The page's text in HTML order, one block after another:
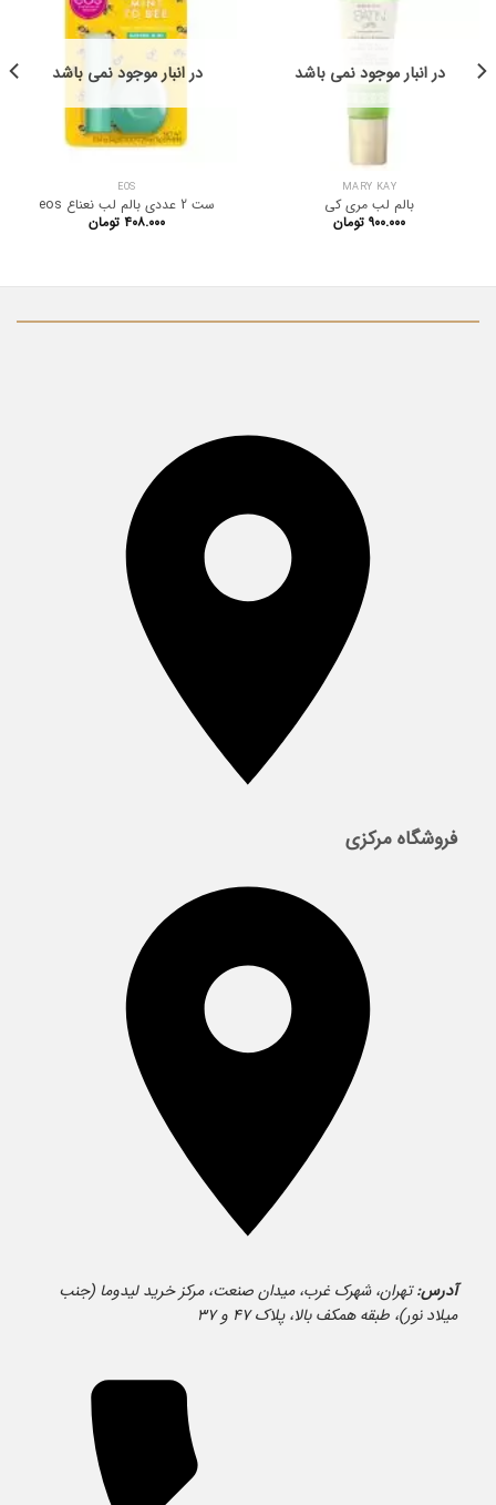
در انبار موجود نمی باشد
MARY KAY
بالم لب مری کی
۹۰۰.۰۰۰ تومان
در انبار موجود نمی باشد
EOS
ست 2 عددی بالم لب نعناع eos
۴۰۸.۰۰۰ تومان
فروشگاه مرکزی
آدرس:تهران، شهرک غرب، میدان صنعت، مرکز خرید لیدوما (جنب
میلاد نور)، طبقه همکف بالا، پلاک ۴۷ و ۳۷